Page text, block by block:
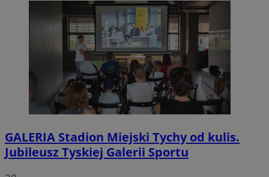
GALERIA Stadion Miejski Tychy od kulis.
Jubileusz Tyskiej Galerii Sportu